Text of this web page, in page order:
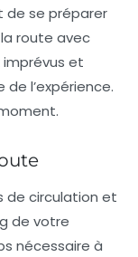
de se préparer
route avec
imprévus et
l’expérience.
de circulation et
de votre
nécessaire à